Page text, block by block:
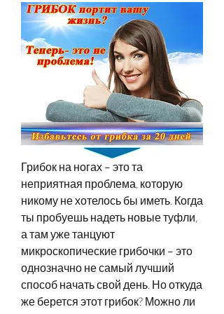
Грибок на ногах – это та
неприятная проблема, которую
никому не хотелось бы иметь. Когда
ты пробуешь надеть новые туфли,
а там уже танцуют
микроскопические грибочки – это
однозначно не самый лучший
способ начать свой день. Но откуда
же берется этот грибок? Можно ли